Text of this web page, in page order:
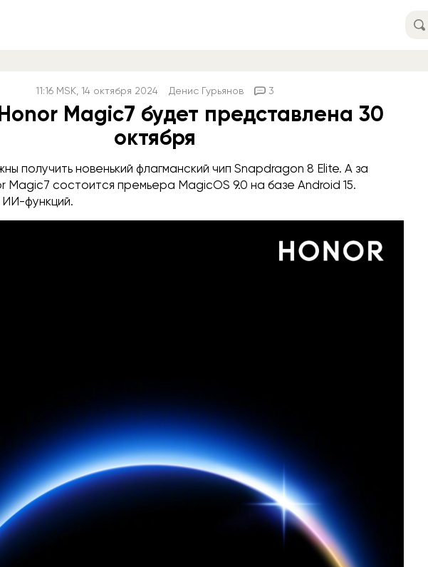
11:16 MSK, 14 октября 2024 Денис Гурьянов 3
Magic7 будет представлена 30
октября
получить новенький флагманский чип Snapdragon 8 Elite. А за
состоится премьера MagicOS 9.0 на базе Android 15.
функций.